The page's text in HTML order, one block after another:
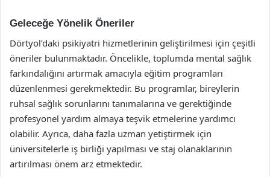
Geleceğe Yönelik Öneriler
Dörtyol’daki psikiyatri hizmetlerinin geliştirilmesi için çeşitli
öneriler bulunmaktadır. Öncelikle, toplumda mental sağlık
farkındalığını artırmak amacıyla eğitim programları
düzenlenmesi gerekmektedir. Bu programlar, bireylerin
ruhsal sağlık sorunlarını tanımalarına ve gerektiğinde
profesyonel yardım almaya teşvik etmelerine yardımcı
olabilir. Ayrıca, daha fazla uzman yetiştirmek için
üniversitelerle iş birliği yapılması ve staj olanaklarının
artırılması önem arz etmektedir.